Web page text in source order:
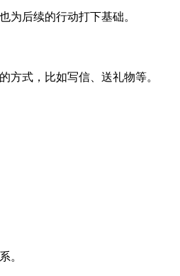
为后续的行动打下基础。
方式，比如写信、送礼物等。
。